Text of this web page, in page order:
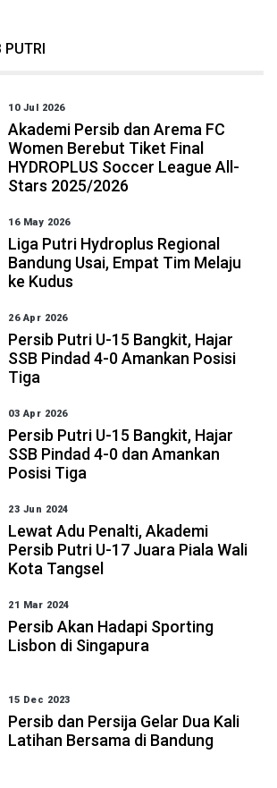
PUTRI
10 Jul 2026
Akademi Persib dan Arema FC
Women Berebut Tiket Final
HYDROPLUS Soccer League All-
Stars 2025/2026
16 May 2026
Liga Putri Hydroplus Regional
Bandung Usai, Empat Tim Melaju
ke Kudus
26 Apr 2026
Persib Putri U-15 Bangkit, Hajar
SSB Pindad 4-0 Amankan Posisi
Tiga
03 Apr 2026
Persib Putri U-15 Bangkit, Hajar
SSB Pindad 4-0 dan Amankan
Posisi Tiga
23 Jun 2024
Lewat Adu Penalti, Akademi
Persib Putri U-17 Juara Piala Wali
Kota Tangsel
21 Mar 2024
Persib Akan Hadapi Sporting
Lisbon di Singapura
15 Dec 2023
Persib dan Persija Gelar Dua Kali
Latihan Bersama di Bandung